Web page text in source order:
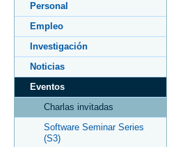
Personal
Empleo
Investigación
Noticias
Eventos
Charlas invitadas
Software Seminar Series
(S3)